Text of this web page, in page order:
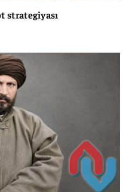
strategiyası